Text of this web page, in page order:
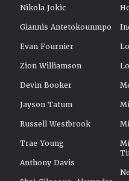
Nikola Jokic
Giannis Antetokounmpo
Evan Fournier
Zion Williamson
Devin Booker
Jayson Tatum
Russell Westbrook
Trae Young
Anthony Davis